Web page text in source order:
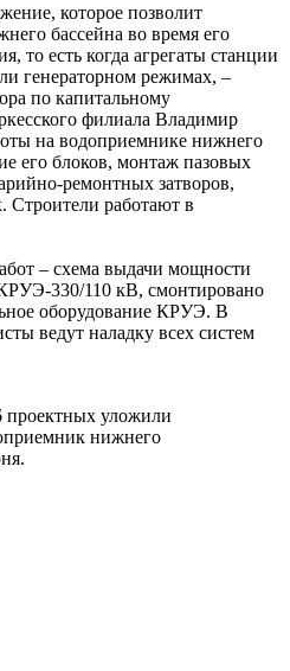
которое позволит
бассейна во время его
то есть когда агрегаты станции
генераторном режимах, –
по капитальному
филиала Владимир
на водоприемнике нижнего
его блоков, монтаж пазовых
ремонтных затворов,
Строители работают в
– схема выдачи мощности
330/110 кВ, смонтировано
оборудование КРУЭ. В
ведут наладку всех ­систем
проектных уложили
нижнего